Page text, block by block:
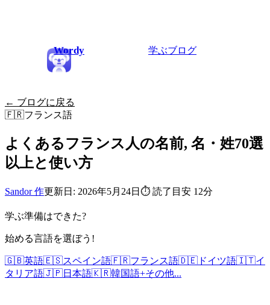
Wordy 学ぶブログ
← ブログに戻る
🇫🇷フランス語
よくあるフランス人の名前, 名・姓70選
以上と使い方
Sandor 作更新日: 2026年5月24日 ⏱ 読了目安 12分
学ぶ準備はできた?
始める言語を選ぼう!
🇬🇧英語🇪🇸スペイン語🇫🇷フランス語🇩🇪 ドイツ語🇮🇹イ
タリア語🇯🇵日本語🇰🇷韓国語+その他...